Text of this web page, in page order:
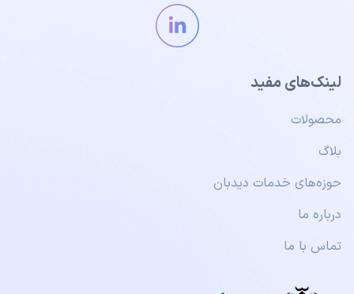
لینک‌های مفید
محصولات
بلاگ
حوزه‌های خدمات دیدبان
درباره‌ ما
تماس با ما